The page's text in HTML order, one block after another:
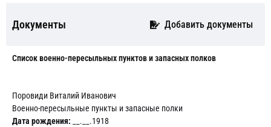
Документы Добавить документы
Cписок военно-пересыльных пунктов и запасных полков
Поровиди Виталий Иванович
Военно-пересыльные пункты и запасные полки
Дата рождения: __.__.1918